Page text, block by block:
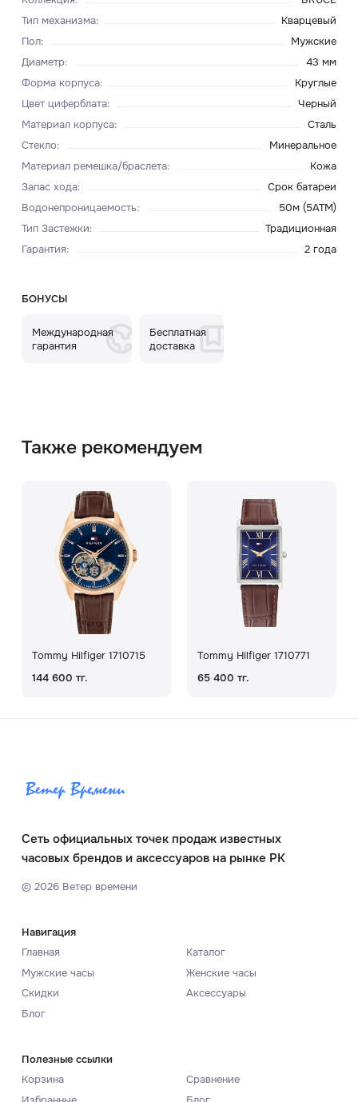
Тип механизма:
Кварцевый
Пол:
Мужские
Диаметр:
43 мм
Форма корпуса:
Круглые
Цвет циферблата:
Черный
Материал корпуса:
Сталь
Стекло:
Минеральное
Материал ремешка/браслета:
Кожа
Запас хода:
Срок батареи
Водонепроницаемость:
50м (5ATM)
Тип Застежки:
Традиционная
Гарантия: 2 года
БОНУСЫ
Международная
гарантия
Бесплатная
доставка
Также рекомендуем
Tommy Hilfiger 1710715
144 600 тг.
Tommy Hilfiger 1710771
65 400 тг.
Сеть официальных точек продаж известных
часовых брендов и аксессуаров на рынке РК
© 2026Ветер времени
Навигация
Главная
Каталог
Мужские часы
Женские часы
Скидки
Аксессуары
Блог
Полезные ссылки
Корзина
Сравнение